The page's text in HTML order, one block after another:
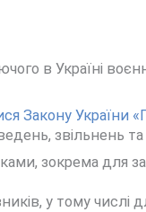
в Україні
Закону України
звільнень
зокрема для
у тому числі